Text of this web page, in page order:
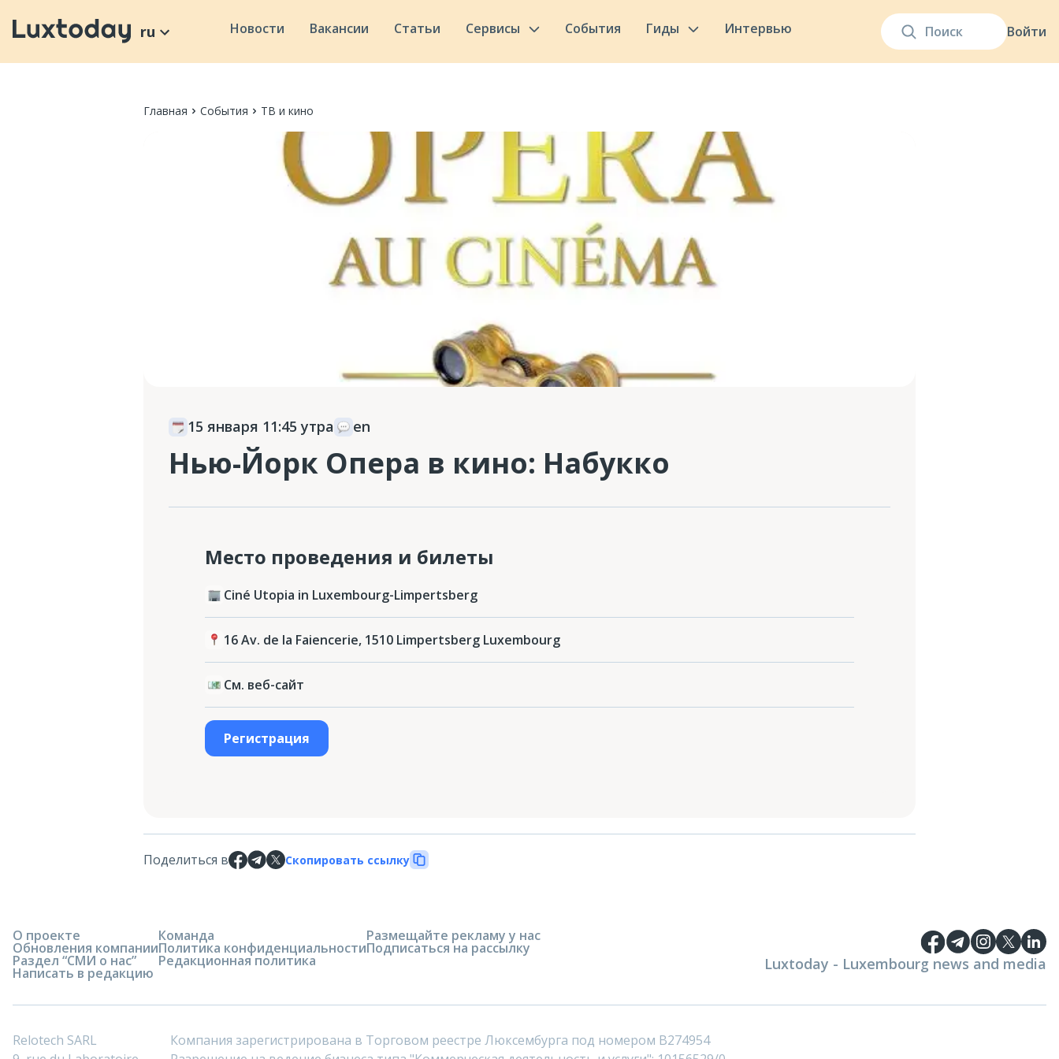
Войти
ru Новости Вакансии Статьи Сервисы События Гиды Интервью
Главная События ТВ и кино
15 января 11:45 утра en
Нью-Йорк Опера в кино: Набукко
Место проведения и билеты
Ciné Utopia in Luxembourg-Limpertsberg
16 Av. de la Faiencerie, 1510 Limpertsberg Luxembourg
См. веб-сайт
Регистрация
Поделиться в Скопировать ссылку
О проекте
Обновления компании
Раздел “СМИ о нас”
Написать в редакцию
Команда
Политика конфиденциальности
Редакционная политика
Размещайте рекламу у нас
Подписаться на рассылку
Luxtoday - Luxembourg news and media
Relotech SARL
Компания зарегистрирована в Торговом реестре Люксембурга под номером B274954